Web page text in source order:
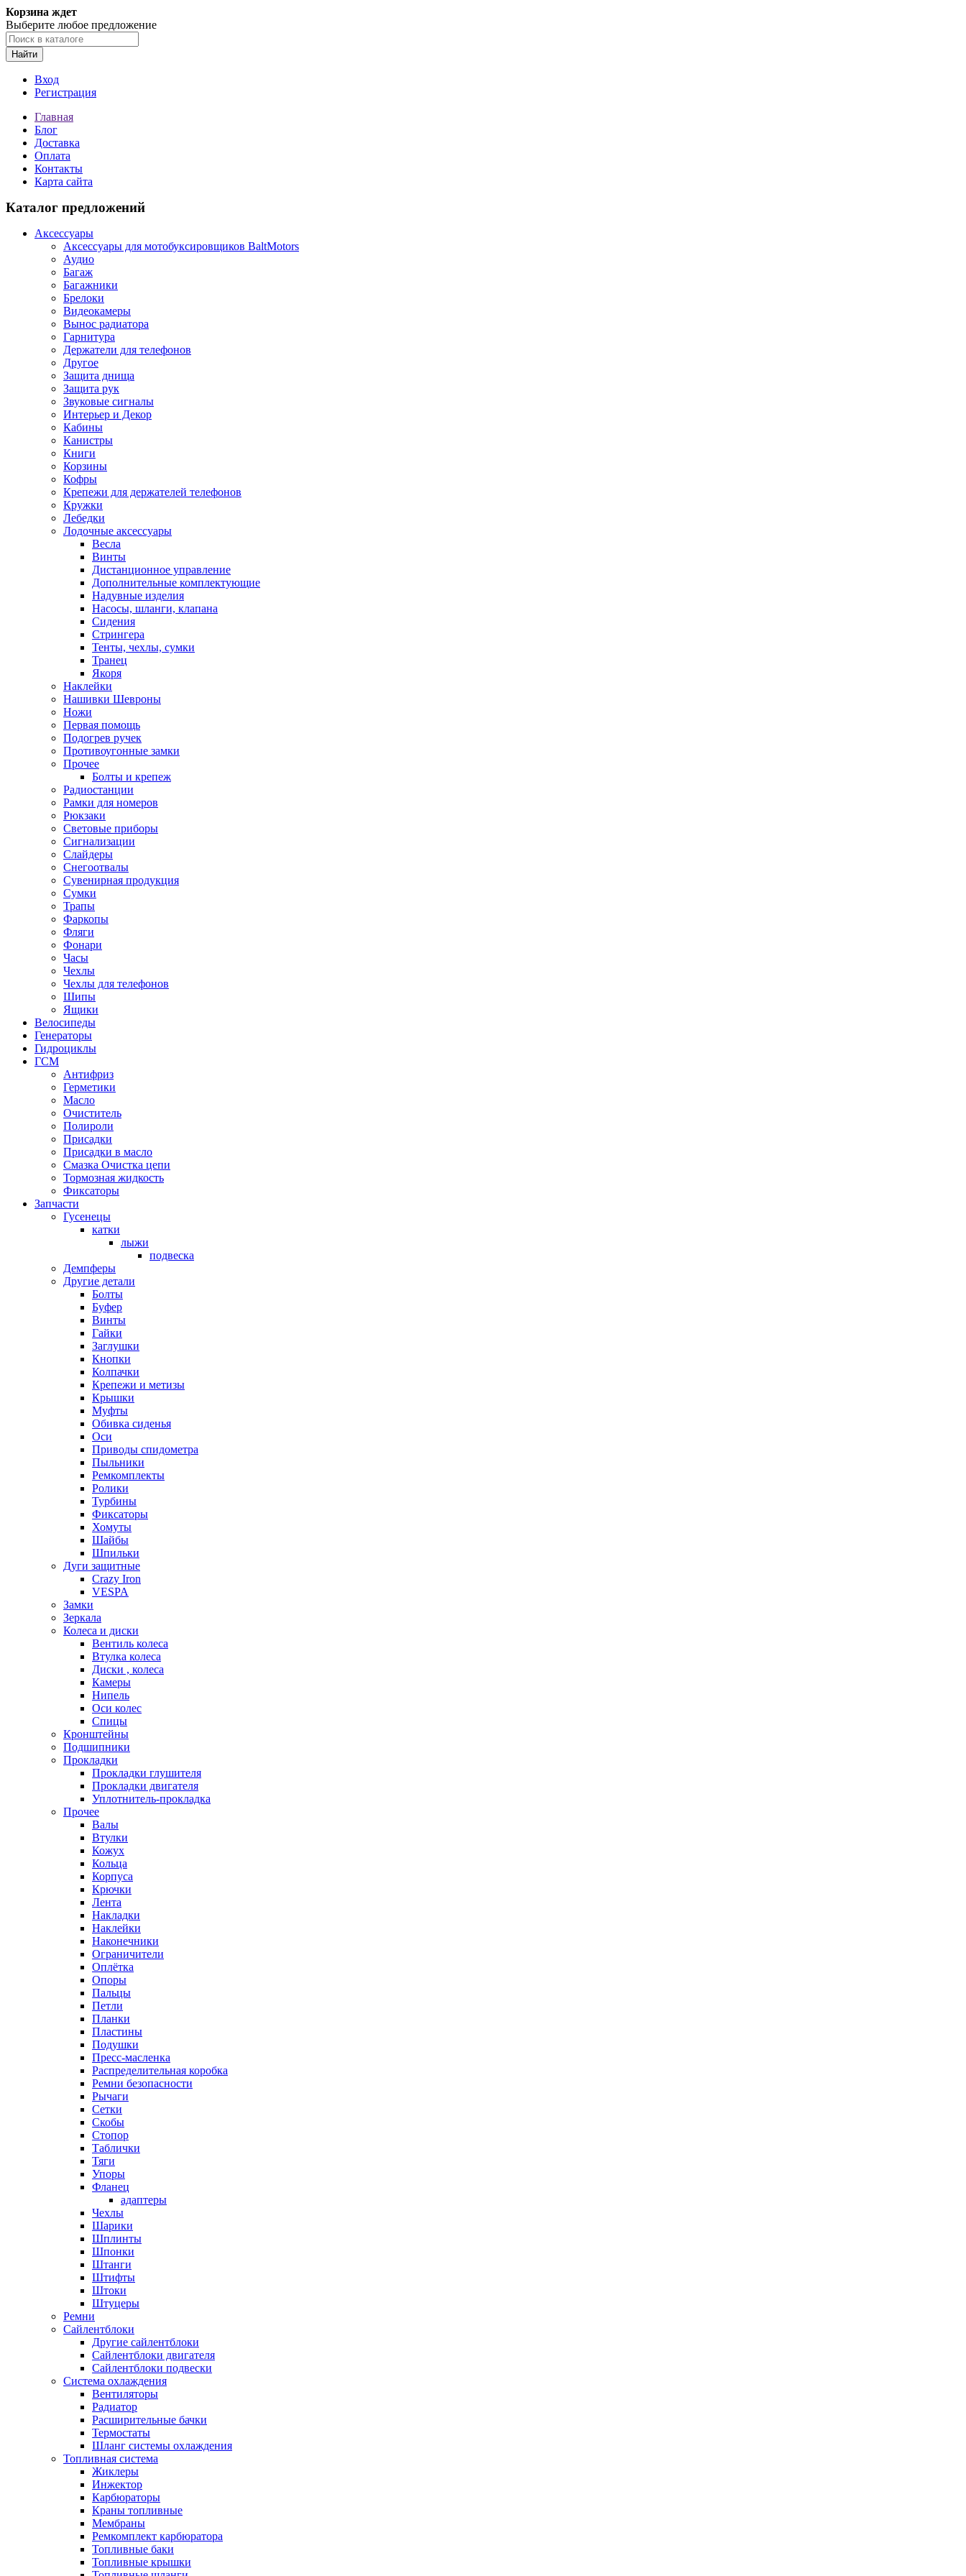
Корзина ждет
Выберите любое предложение
Найти
Вход
Регистрация
Главная
Блог
Доставка
Оплата
Контакты
Карта сайта
Каталог предложений
Аксессуары
Аксессуары для мотобуксировщиков BaltMotors
Аудио
Багаж
Багажники
Брелоки
Видеокамеры
Вынос радиатора
Гарнитура
Держатели для телефонов
Другое
Защита днища
Защита рук
Звуковые сигналы
Интерьер и Декор
Кабины
Канистры
Книги
Корзины
Кофры
Крепежи для держателей телефонов
Кружки
Лебедки
Лодочные аксессуары
Весла
Винты
Дистанционное управление
Дополнительные комплектующие
Надувные изделия
Насосы, шланги, клапана
Сидения
Стрингера
Тенты, чехлы, сумки
Транец
Якоря
Наклейки
Нашивки Шевроны
Ножи
Первая помощь
Подогрев ручек
Противоугонные замки
Прочее
Болты и крепеж
Радиостанции
Рамки для номеров
Рюкзаки
Световые приборы
Сигнализации
Слайдеры
Снегоотвалы
Сувенирная продукция
Сумки
Трапы
Фаркопы
Фляги
Фонари
Часы
Чехлы
Чехлы для телефонов
Шипы
Ящики
Велосипеды
Генераторы
Гидроциклы
ГСМ
Антифриз
Герметики
Масло
Очиститель
Полироли
Присадки
Присадки в масло
Смазка Очистка цепи
Тормозная жидкость
Фиксаторы
Запчасти
Гусенецы
катки
лыжи
подвеска
Демпферы
Другие детали
Болты
Буфер
Винты
Гайки
Заглушки
Кнопки
Колпачки
Крепежи и метизы
Крышки
Муфты
Обивка сиденья
Оси
Приводы спидометра
Пыльники
Ремкомплекты
Ролики
Турбины
Фиксаторы
Хомуты
Шайбы
Шпильки
Дуги защитные
Crazy Iron
VESPA
Замки
Зеркала
Колеса и диски
Вентиль колеса
Втулка колеса
Диски , колеса
Камеры
Нипель
Оси колес
Спицы
Кронштейны
Подшипники
Прокладки
Прокладки глушителя
Прокладки двигателя
Уплотнитель-прокладка
Прочее
Валы
Втулки
Кожух
Кольца
Корпуса
Крючки
Лента
Накладки
Наклейки
Наконечники
Ограничители
Оплётка
Опоры
Пальцы
Петли
Планки
Пластины
Подушки
Пресс-масленка
Распределительная коробка
Ремни безопасности
Рычаги
Сетки
Скобы
Стопор
Таблички
Тяги
Упоры
Фланец
адаптеры
Чехлы
Шарики
Шплинты
Шпонки
Штанги
Штифты
Штоки
Штуцеры
Ремни
Сайлентблоки
Другие сайлентблоки
Сайлентблоки двигателя
Сайлентблоки подвески
Система охлаждения
Вентиляторы
Радиатор
Расширительные бачки
Термостаты
Шланг системы охлаждения
Топливная система
Жиклеры
Инжектор
Карбюраторы
Краны топливные
Мембраны
Ремкомплект карбюратора
Топливные баки
Топливные крышки